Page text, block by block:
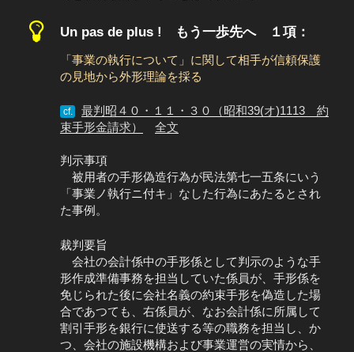
Un pas de plus ! もう一歩先へ １項：
「事業の執行について」に関して相手が信頼保護
の見地から外形理論を採る
cf.
最判昭４０・１１・３０（昭和39(オ)1113 約
束手形金請求）
全文
判示事項
被用者の手形偽造行為が民法第七一五条にいう
「事業ノ執行ニ付キ」なした行為にあたるとされ
た事例。
裁判要旨
会社の会計係中の手形係として判示のような手
形作成準備事務を担当していた係員が、手形係を
免じられた後に会社名義の約束手形を偽造した場
合であつても、右係員が、なお会計係に所属して
割引手形を銀行に使送する等の職務を担当し、か
つ、会社の施設機構および事業運営の実情から、